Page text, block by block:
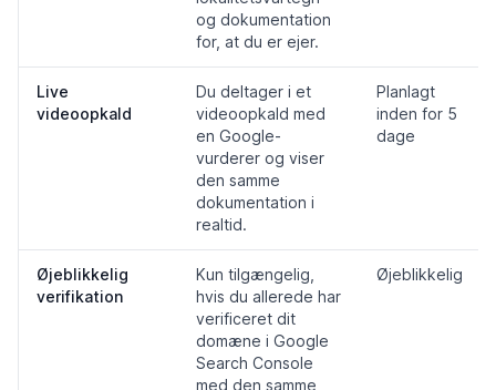
og dokumentation
for, at du er ejer.
Live
videoopkald
Du deltager i et
videoopkald med
en Google-
vurderer og viser
den samme
dokumentation i
realtid.
Planlagt
inden for 5
dage
Øjeblikkelig
verifikation
Kun tilgængelig,
hvis du allerede har
verificeret dit
domæne i Google
Search Console
med den samme
Øjeblikkelig